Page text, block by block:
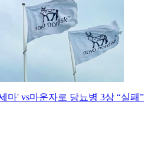
마' vs마운자로 당뇨병 3상 “실패”